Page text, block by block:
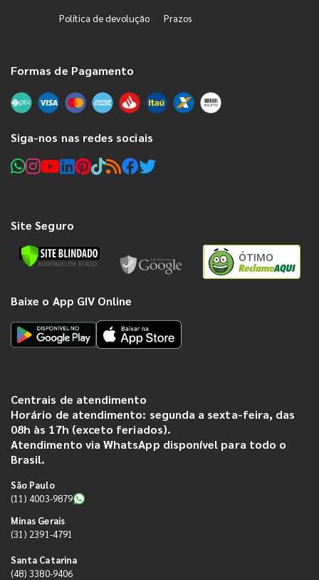
Política de devolução Prazos
Formas de Pagamento
Siga-nos nas redes sociais
Site Seguro
ÓTIMO
Baixe o App GIV Online
Centrais de atendimento
Horário de atendimento: segunda a sexta-feira, das
08h às 17h (exceto feriados).
Atendimento via WhatsApp disponível para todo o
Brasil.
São Paulo
(11) 4003-9879
Minas Gerais
(31) 2391-4791
Santa Catarina
(48) 3380-9406